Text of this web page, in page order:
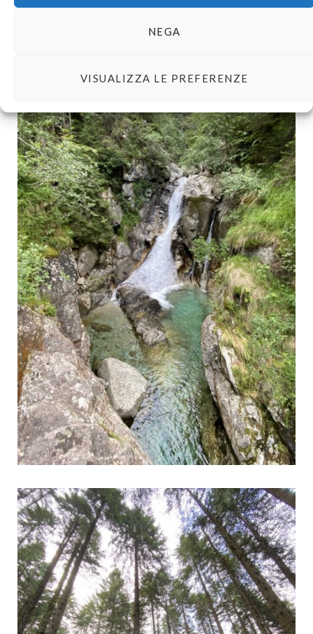
NEGA
VISUALIZZA LE PREFERENZE